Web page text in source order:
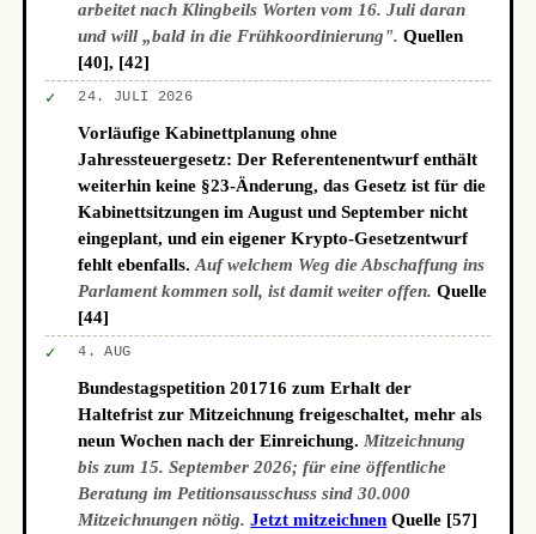
arbeitet nach Klingbeils Worten vom 16. Juli daran
und will „bald in die Frühkoordinierung". Quellen
[40], [42]
✓ 24. JULI 2026
Vorläufige Kabinettplanung ohne
Jahressteuergesetz: Der Referentenentwurf enthält
weiterhin keine §23-Änderung, das Gesetz ist für die
Kabinettsitzungen im August und September nicht
eingeplant, und ein eigener Krypto-Gesetzentwurf
fehlt ebenfalls.Auf welchem Weg die Abschaffung ins
Parlament kommen soll, ist damit weiter offen. Quelle
[44]
✓ 4. AUG
Bundestagspetition 201716 zum Erhalt der
Haltefrist zur Mitzeichnung freigeschaltet, mehr als
neun Wochen nach der Einreichung. Mitzeichnung
bis zum 15. September 2026; für eine öffentliche
Beratung im Petitionsausschuss sind 30.000
Mitzeichnungen nötig. Jetzt mitzeichnen Quelle [57]